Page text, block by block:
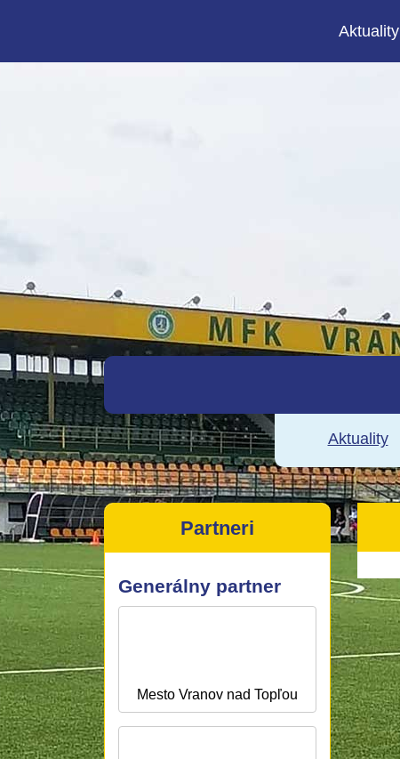
Aktuality
Aktuality
Partneri
Generálny partner
Mesto Vranov nad Topľou